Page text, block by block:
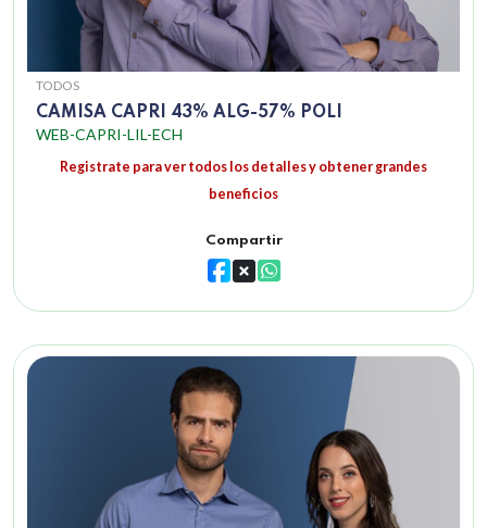
TODOS
CAMISA CAPRI 43% ALG-57% POLI
WEB-CAPRI-LIL-ECH
Registrate para ver todos los detalles y obtener grandes
beneficios
Compartir